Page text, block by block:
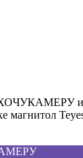
и
магнитол